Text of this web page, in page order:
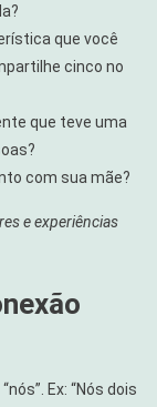
que você
cinco no
que teve uma
com sua mãe?
e experiências
Ex: “Nós dois